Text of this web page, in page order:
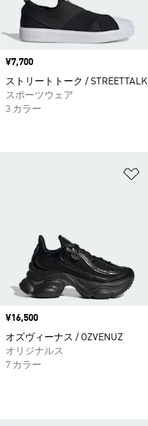
価格
¥7,700
ストリートトーク / STREETTALK
スポーツウェア
3 カラー
価格
¥16,500
オズヴィーナス / OZVENUZ
オリジナルス
7 カラー